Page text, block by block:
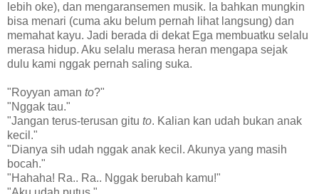
lebih oke), dan mengaransemen musik. Ia bahkan mungkin
bisa menari (cuma aku belum pernah lihat langsung) dan
memahat kayu. Jadi berada di dekat Ega membuatku selalu
merasa hidup. Aku selalu merasa heran mengapa sejak
dulu kami nggak pernah saling suka.
"Royyan aman to?"
"Nggak tau."
"Jangan terus-terusan gitu to. Kalian kan udah bukan anak
kecil."
"Dianya sih udah nggak anak kecil. Akunya yang masih
bocah."
"Hahaha! Ra.. Ra.. Nggak berubah kamu!"